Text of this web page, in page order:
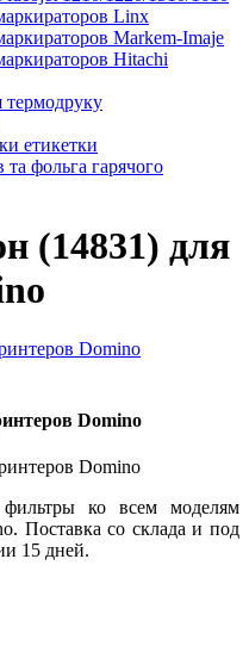
Linx
Markem-Imaje
Hitachi
термодруку
етикетки
та фольга гарячого
(14831) для
Domino
ко всем моделям
Поставка со склада и под
15 дней.